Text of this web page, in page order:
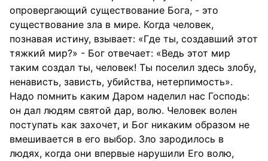
опровергающий существование Бога, - это
существование зла в мире. Когда человек,
познавая истину, взывает: «Где ты, создавший этот
тяжкий мир?» - Бог отвечает: «Ведь этот мир
таким создал ты, человек! Ты поселил здесь злобу,
ненависть, зависть, убийства, нетерпимость».
Надо помнить каким Даром наделил нас Господь:
он дал людям святой дар, волю. Человек волен
поступать как захочет, и Бог никаким образом не
вмешивается в его выбор. Зло зародилось в
людях, когда они впервые нарушили Его волю,